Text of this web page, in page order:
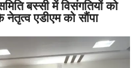
बस्सी में विसंगतियों को
नेतृत्व एडीएम को सौंपा